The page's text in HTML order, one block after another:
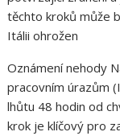
těchto kroků může
Itálii ohrožen
Oznámení nehody
pracovním úrazům
lhůtu 48 hodin od
krok je klíčový pro